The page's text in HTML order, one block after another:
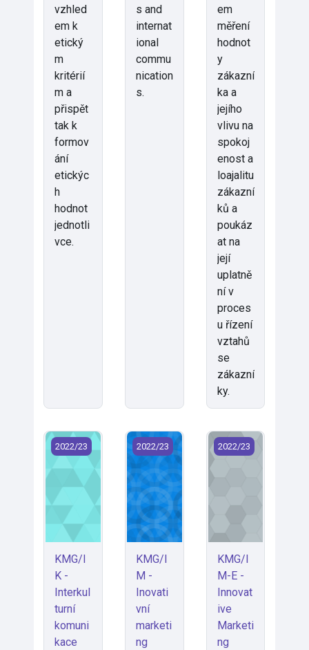
vzhled
em k
etický
m
kritérií
m a
přispět
tak k
formov
ání
etickýc
h
hodnot
jednotli
vce.
s and
internat
ional
commu
nication
s.
em
měření
hodnot
y
zákazní
ka a
jejího
vlivu na
spokoj
enost a
loajalitu
zákazní
ků a
poukáz
at na
její
uplatně
ní v
proces
u řízení
vztahů
se
zákazní
ky.
KMG/IK - Interkulturní komunikace (2022)
2022/23
KMG/I
K -
Interkul
turní
komuni
kace
KMG/IM - Inovativní marketing
2022/23
KMG/I
M -
Inovati
vní
marketi
ng
KMG/IM-E -
2022/23
KMG/I
M-E -
Innovat
ive
Marketi
ng